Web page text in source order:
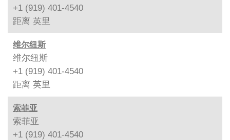
+1 (919) 401-4540
距离 英里
维尔纽斯
维尔纽斯
+1 (919) 401-4540
距离 英里
索菲亚
索菲亚
+1 (919) 401-4540